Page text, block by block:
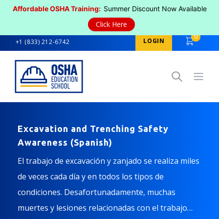
Affordable OSHA Training: Summer Discount Now Available
Click Here
+1 (833) 212-6742 LOGIN
0
Excavation and Trenching Safety
Awareness (Spanish)
El trabajo de excavación y zanjado se realiza miles
de veces cada día y en todos los tipos de
condiciones. Desafortunadamente, muchas
muertes y lesiones relacionadas con el trabajo